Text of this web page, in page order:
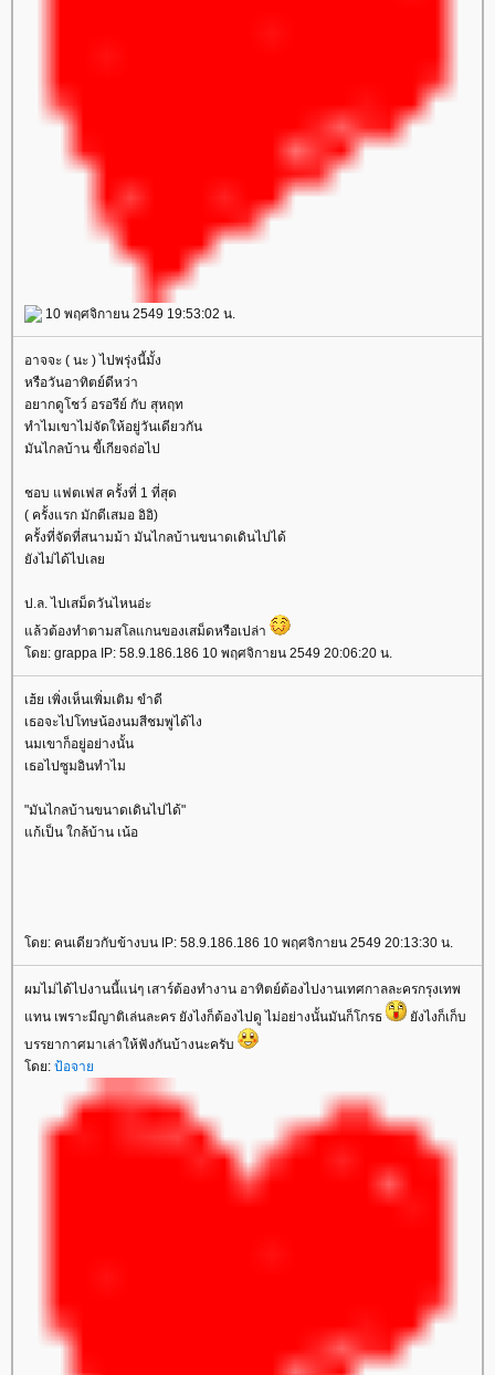
10 พฤศจิกายน 2549 19:53:02 น.
อาจจะ ( นะ ) ไปพรุ่งนี้มั้ง
หรือวันอาทิตย์ดีหว่า
อยากดูโชว์ อรอรีย์ กับ สุหฤท
ทำไมเขาไม่จัดให้อยู่วันเดียวกัน
มันไกลบ้าน ขี้เกียจถ่อไป
ชอบ แฟตเฟส ครั้งที่ 1 ที่สุด
( ครั้งแรก มักดีเสมอ อิอิ)
ครั้งที่จัดที่สนามม้า มันไกลบ้านขนาดเดินไปได้
ังไม่ได้ไปเล
ป.ล. ไปเสม็ดวันไหนอ่ะ
ล้วต้องทำตามสโลแกนของเสม็ดหรือเปล่า
ดย: grappa IP: 58.9.186.186 10 พฤศจิกายน 2549 20:06:20 น.
เฮ้ย เพิ่งเห็นเพิ่มเติม ขำดี
เธอจะไปโทษน้องนมสีชมพูได้ไง
นมเขาก็อยู่อย่างนั้น
เธอไปซูมอินทำไม
"มันไกลบ้านขนาดเดินไปได้"
ก้เป็น ใกล้บ้าน เน้อ
ดย: คนเดียวกับข้างบน IP: 58.9.186.186 10 พฤศจิกายน 2549 20:13:30 น.
ผมไม่ได้ไปงานนี้แน่ๆ เสาร์ต้องทำงาน อาทิตย์ต้องไปงานเทศกาลละครกรุงเทพ
ทน เพราะมีญาติเล่นละคร ยังไงก็ต้องไปดู ไม่อย่างนั้นมันก็โกรธ
ังไงก็เก็บ
บรรยากาศมาเล่าให้ฟังกันบ้างนะครับ
ดย: ป้อจา